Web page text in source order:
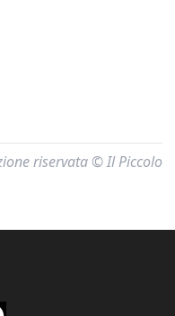
riservata © Il Piccolo